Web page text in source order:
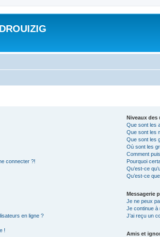
connecter ?!
en ligne ?
!
Niveaux des
Que sont les
Que sont les
Que sont les
Où sont les
Comment
Pourquoi
Qu’est-ce
Qu’est-ce
Messagerie
Je ne peux
Je continue à
J’ai reçu un
Amis et